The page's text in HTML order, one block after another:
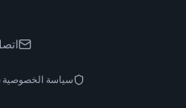
سياسة الخصوصية